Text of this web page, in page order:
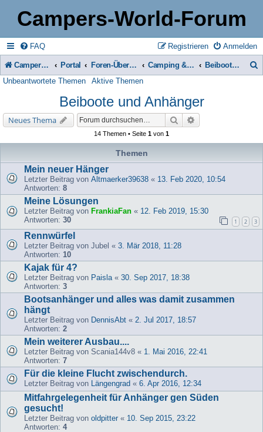
Campers-World-Forum
FAQ Anmelden
Registrieren
Campers-World-Forum Portal Foren-Übersicht Camping & Reise -> Fahrzeuge & Zubehör in der Praxis Beiboote und Anhänger
Unbeantwortete Themen Aktive Themen
Beiboote und Anhänger
Neues Thema Suche
14 Themen • Seite 1 von 1
Themen
Mein neuer Hänger
Letzter Beitrag von Altmaerker39638 « 13. Feb 2020, 10:54
Antworten: 8
Meine Lösungen
Letzter Beitrag von FrankiaFan « 12. Feb 2019, 15:30
Antworten: 30 1 2 3
Rennwürfel
Letzter Beitrag von Jubel « 3. Mär 2018, 11:28
Antworten: 10
Kajak für 4?
Letzter Beitrag von Paisla « 30. Sep 2017, 18:38
Antworten: 3
Bootsanhänger und alles was damit zusammen
hängt
Letzter Beitrag von DennisAbt « 2. Jul 2017, 18:57
Antworten: 2
Mein weiterer Ausbau....
Letzter Beitrag von Scania144v8 « 1. Mai 2016, 22:41
Antworten: 7
Für die kleine Flucht zwischendurch.
Letzter Beitrag von Längengrad « 6. Apr 2016, 12:34
Mitfahrgelegenheit für Anhänger gen Süden
gesucht!
Letzter Beitrag von oldpitter « 10. Sep 2015, 23:22
Antworten: 4